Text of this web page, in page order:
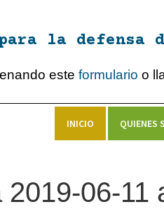
la defensa
esteformulario o
INICIO QUIENES
06-11